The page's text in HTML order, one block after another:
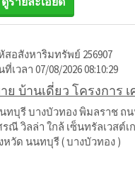
สอสังหาริมทรัพย์ 256907
ที่เวลา 07/08/2026 08:10:29
ย บ้านเดี่ยว โครงการ
ทบุรี บางบัวทอง พิมลราช ถ
รณี วิลล่า ใกล้ เซ็นทรัลเวสต์เ
หวัด นนทบุรี ( บางบัวทอง )